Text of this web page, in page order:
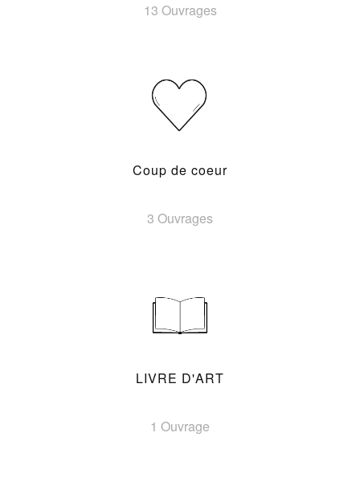
13 Ouvrages
Coup de coeur
3 Ouvrages
LIVRE D'ART
1 Ouvrage